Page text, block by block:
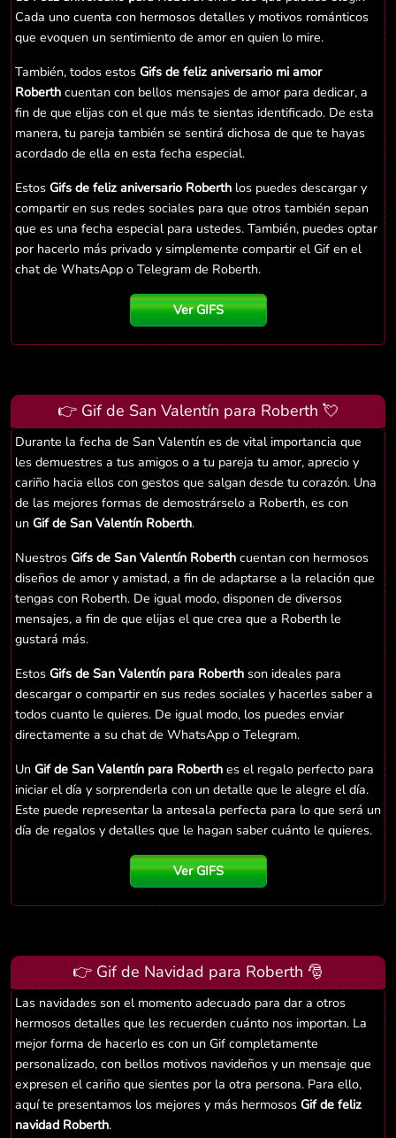
Cada uno cuenta con hermosos detalles y motivos románticos
que evoquen un sentimiento de amor en quien lo mire.
También, todos estos Gifs de feliz aniversario mi amor
Roberth cuentan con bellos mensajes de amor para dedicar, a
fin de que elijas con el que más te sientas identificado. De esta
manera, tu pareja también se sentirá dichosa de que te hayas
acordado de ella en esta fecha especial.
Estos Gifs de feliz aniversario Roberth los puedes descargar y
compartir en sus redes sociales para que otros también sepan
que es una fecha especial para ustedes. También, puedes optar
por hacerlo más privado y simplemente compartir el Gif en el
chat de WhatsApp o Telegram de Roberth.
Ver GIFS
👉 Gif de San Valentín para Roberth 💘
Durante la fecha de San Valentín es de vital importancia que
les demuestres a tus amigos o a tu pareja tu amor, aprecio y
cariño hacia ellos con gestos que salgan desde tu corazón. Una
de las mejores formas de demostrárselo a Roberth, es con
un Gif de San Valentín Roberth.
Nuestros Gifs de San Valentín Roberth cuentan con hermosos
diseños de amor y amistad, a fin de adaptarse a la relación que
tengas con Roberth. De igual modo, disponen de diversos
mensajes, a fin de que elijas el que crea que a Roberth le
gustará más.
Estos Gifs de San Valentín para Roberth son ideales para
descargar o compartir en sus redes sociales y hacerles saber a
todos cuanto le quieres. De igual modo, los puedes enviar
directamente a su chat de WhatsApp o Telegram.
Un Gif de San Valentín para Roberth es el regalo perfecto para
iniciar el día y sorprenderla con un detalle que le alegre el día.
Este puede representar la antesala perfecta para lo que será un
día de regalos y detalles que le hagan saber cuánto le quieres.
Ver GIFS
👉 Gif de Navidad para Roberth 🎅
Las navidades son el momento adecuado para dar a otros
hermosos detalles que les recuerden cuánto nos importan. La
mejor forma de hacerlo es con un Gif completamente
personalizado, con bellos motivos navideños y un mensaje que
expresen el cariño que sientes por la otra persona. Para ello,
aquí te presentamos los mejores y más hermosos Gif de feliz
navidad Roberth.